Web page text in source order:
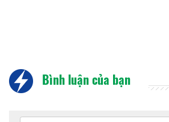
Bình luận của bạn